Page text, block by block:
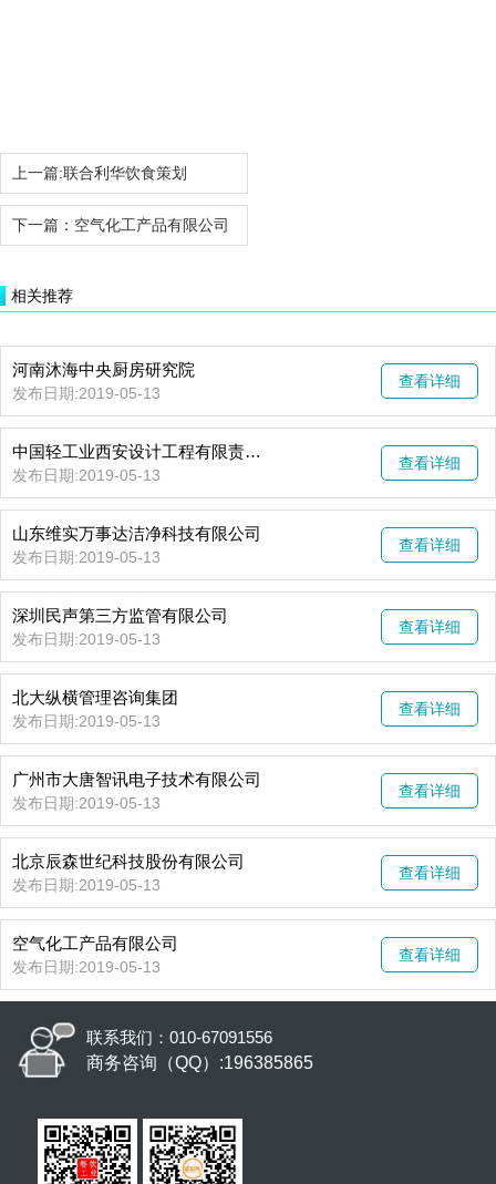
上一篇:联合利华饮食策划
下一篇： 空气化工产品有限公司
相关推荐
河南沐海中央厨房研究院
发布日期:2019-05-13
查看详细
中国轻工业西安设计工程有限责任公司
发布日期:2019-05-13
查看详细
山东维实万事达洁净科技有限公司
发布日期:2019-05-13
查看详细
深圳民声第三方监管有限公司
发布日期:2019-05-13
查看详细
北大纵横管理咨询集团
发布日期:2019-05-13
查看详细
广州市大唐智讯电子技术有限公司
发布日期:2019-05-13
查看详细
​北京辰森世纪科技股份有限公司
发布日期:2019-05-13
查看详细
空气化工产品有限公司
发布日期:2019-05-13
查看详细
联系我们：010-67091556
商务咨询（QQ）:196385865